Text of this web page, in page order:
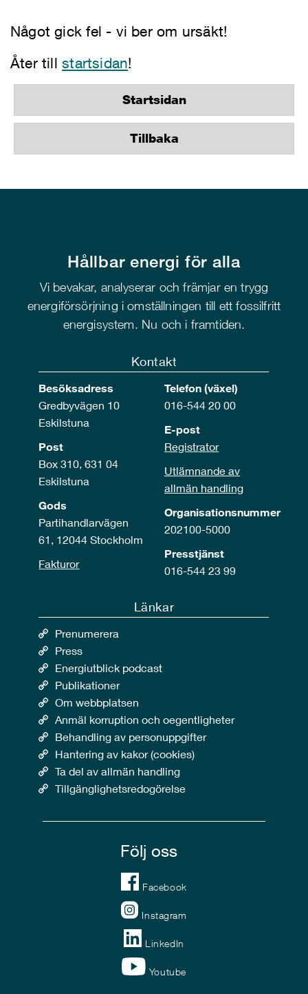
Något gick fel - vi ber om ursäkt!
Åter tillstartsidan!
Startsidan
Tillbaka
Hållbar energi för alla
Vi bevakar, analyserar och främjar en trygg
energiförsörjning i omställningen till ett fossilfritt
energisystem. Nu och i framtiden.
Kontakt
Besöksadress
Gredbyvägen 10
Eskilstuna
Post
Box 310, 631 04
Eskilstuna
Gods
Partihandlarvägen
61, 12044 Stockholm
Fakturor
Telefon (växel)
016-544 20 00
E-post
Registrator
Utlämnande av
allmän handling
Organisationsnummer
202100-5000
Presstjänst
016-544 23 99
Länkar
Prenumerera
Press
Energiutblick podcast
Publikationer
Om webbplatsen
Anmäl korruption och oegentligheter
Behandling av personuppgifter
Hantering av kakor (cookies)
Ta del av allmän handling
Tillgänglighetsredogörelse
Följ oss
Facebook
Instagram
LinkedIn
Youtube